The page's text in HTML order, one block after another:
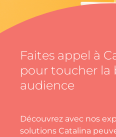
Faites appel à
pour toucher la
audience
Découvrez avec nos
solutions Catalina